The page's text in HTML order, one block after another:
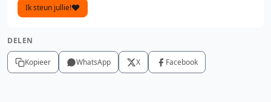
Ik steun jullie!
DELEN
Kopieer WhatsApp X Facebook